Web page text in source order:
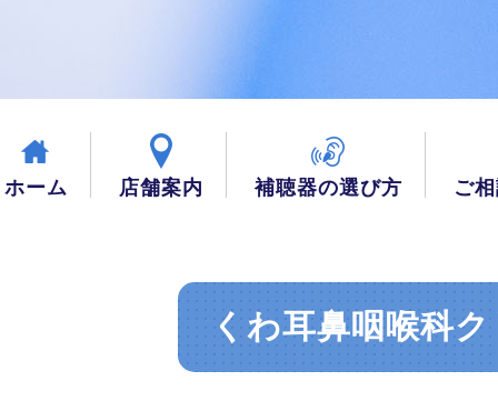
ホーム 店舗案内 補聴器の選び方 ご
くわ耳鼻咽喉科